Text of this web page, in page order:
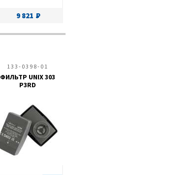
9 821
133-0398-01
ФИЛЬТР UNIX 303
P3RD